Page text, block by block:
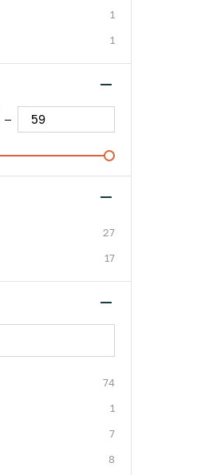
1
1
27
17
74
1
7
8